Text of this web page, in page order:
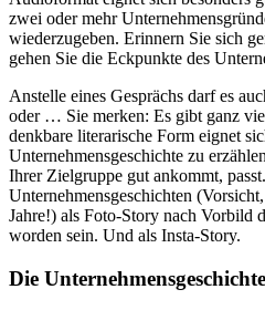
zwei oder mehr
wiederzugeben. Erinnern Sie sich
gehen Sie die Eckpunkte des
Anstelle eines Gesprächs darf es
oder … Sie merken: Es gibt ganz
denkbare literarische Form eignet
Unternehmensgeschichte zu
Ihrer Zielgruppe gut ankommt,
Unternehmensgeschichten
Jahre!) als Foto-Story nach Vorbild
worden sein. Und als Insta-Story.
Die